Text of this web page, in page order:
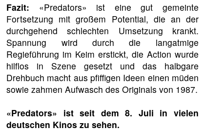
Fazit: «Predators» ist eine gut gemeinte
Fortsetzung mit großem Potential, die an der
durchgehend schlechten Umsetzung krankt.
Spannung wird durch die langatmige
Regieführung im Keim erstickt, die Action wurde
hilflos in Szene gesetzt und das halbgare
Drehbuch macht aus pfiffigen Ideen einen müden
sowie zahmen Aufwasch des Originals von 1987.
«Predators» ist seit dem 8. Juli in vielen
deutschen Kinos zu sehen.